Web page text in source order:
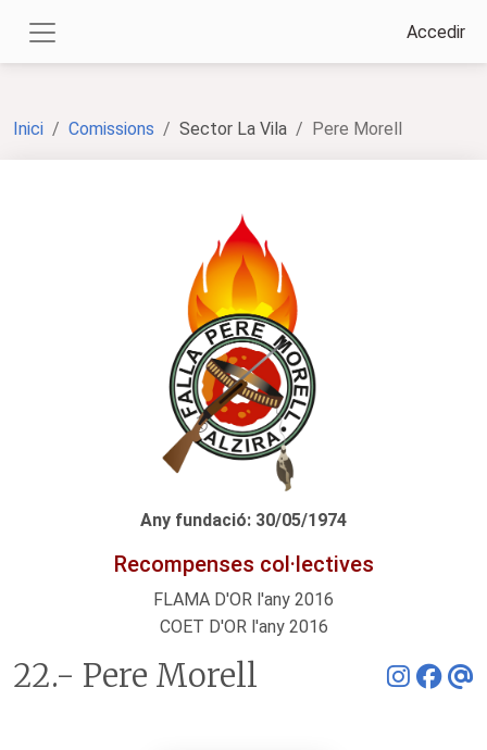
Accedir
Inici Comissions Sector La Vila Pere Morell
Any fundació: 30/05/1974
Recompenses col·lectives
FLAMA D'OR l'any 2016
COET D'OR l'any 2016
22.- Pere Morell